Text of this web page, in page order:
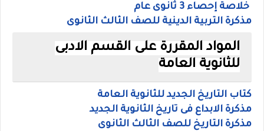
خلاصة إحصاء 3 ثانوى عام
مذكرة التربية الدينية للصف الثالث الثانوى
المواد المقررة على القسم الادبى
للثانوية العامة
كتاب التاريخ الجديد للثانوية العامة
مذكرة الابداع فى تاريخ الثانوية الجديد
مذكرة التاريخ للصف الثالث الثانوى